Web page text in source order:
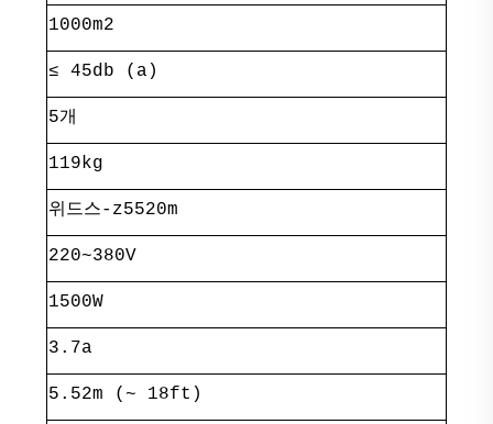
1000m2
≤ 45db (a)
5개
119kg
위드스-z5520m
220~380V
1500W
3.7a
5.52m (~ 18ft)